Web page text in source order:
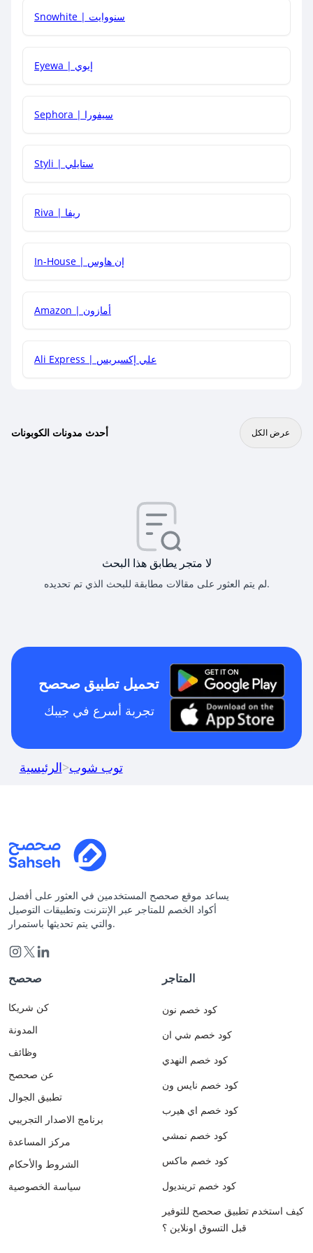
هل يمكنني جمع كود خصم مع العروض الأخرى؟
Snowhite | سنووايت
Eyewa | إيوي
Sephora | سيفورا
Styli | ستايلي
Riva | ريفا
In-House | إن هاوس
Amazon | أمازون
Ali Express | علي إكسبريس
أحدث مدونات الكوبونات عرض الكل
لا متجر يطابق هذا البحث
لم يتم العثور على مقالات مطابقة للبحث الذي تم تحديده.
تحميل تطبيق صحصح
تجربة أسرع في جيبك
الرئيسية>توب شوب
يساعد موقع صحصح المستخدمين في العثور على أفضل
أكواد الخصم للمتاجر عبر الإنترنت وتطبيقات التوصيل
والتي يتم تحديثها باستمرار.
صحصح
كن شريكا
المدونة
وظائف
عن صحصح
تطبيق الجوال
برنامج الاصدار التجريبي
مركز المساعدة
الشروط والأحكام
سياسة الخصوصية
المتاجر
كود خصم نون
كود خصم شي ان
كود خصم النهدي
كود خصم نايس ون
كود خصم اي هيرب
كود خصم نمشي
كود خصم ماكس
كود خصم ترينديول
كيف استخدم تطبيق صحصح للتوفير
قبل التسوق اونلاين ؟